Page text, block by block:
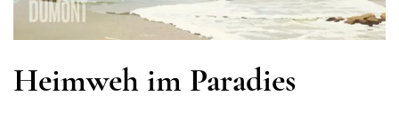
Heimweh im Paradies